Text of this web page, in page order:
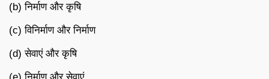
(b) निर्माण और कृषि
(c) विनिर्माण और निर्माण
(d) सेवाएं और कृषि